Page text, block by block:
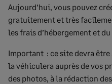
Aujourd’hui, vous pouvez
gratuitement et très
les frais d’hébergement et
Important : ce site devra être
la véhiculera auprès de vos
des photos, à la rédaction